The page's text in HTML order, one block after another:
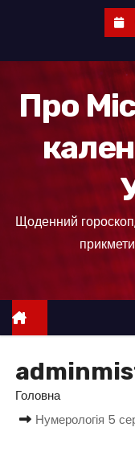
е
Про
Щоденний
Головна
Нумерологія 5